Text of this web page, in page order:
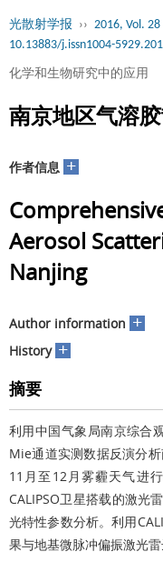
光散射学报 ›› 2016, Vol. 28
10.13883/j.issn1004-
化学和生物研究中的应用
南京地区气溶
作者信息 +
Aerosol
Nanjing
Author information +
History +
摘要
利用中国气象局南京综合
Mie通道实测数据反演分
11月至12月雾霾天气进
CALIPSO卫星搭载的激光
光特性参数分析。利用
果与地基微脉冲偏振激光雷